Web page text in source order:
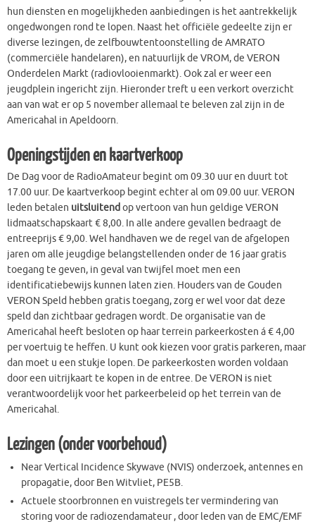
hun diensten en mogelijkheden aanbiedingen is het aantrekkelijk
ongedwongen rond te lopen. Naast het officiële gedeelte zijn er
diverse lezingen, de zelfbouwtentoonstelling de AMRATO
(commerciële handelaren), en natuurlijk de VROM, de VERON
Onderdelen Markt (radiovlooienmarkt). Ook zal er weer een
jeugdplein ingericht zijn. Hieronder treft u een verkort overzicht
aan van wat er op 5 november allemaal te beleven zal zijn in de
Americahal in Apeldoorn.
Openingstijden en kaartverkoop
De Dag voor de RadioAmateur begint om 09.30 uur en duurt tot
17.00 uur. De kaartverkoop begint echter al om 09.00 uur. VERON
leden betalen uitsluitendop vertoon van hun geldige VERON
lidmaatschapskaart € 8,00. In alle andere gevallen bedraagt de
entreeprijs € 9,00. Wel handhaven we de regel van de afgelopen
jaren om alle jeugdige belangstellenden onder de 16 jaar gratis
toegang te geven, in geval van twijfel moet men een
identificatiebewijs kunnen laten zien. Houders van de Gouden
VERON Speld hebben gratis toegang, zorg er wel voor dat deze
speld dan zichtbaar gedragen wordt. De organisatie van de
Americahal heeft besloten op haar terrein parkeerkosten á € 4,00
per voertuig te heffen. U kunt ook kiezen voor gratis parkeren, maar
dan moet u een stukje lopen. De parkeerkosten worden voldaan
door een uitrijkaart te kopen in de entree. De VERON is niet
verantwoordelijk voor het parkeerbeleid op het terrein van de
Americahal.
Lezingen (onder voorbehoud)
Near Vertical Incidence Skywave (NVIS) onderzoek, antennes en
propagatie, door Ben Witvliet, PE5B.
Actuele stoorbronnen en vuistregels ter vermindering van
storing voor de radiozendamateur , door leden van de EMC/EMF